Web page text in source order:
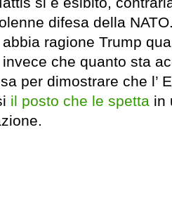
difesa della
ragione Trump
che quanto sta
per dimostrare che l’
il posto che le spetta in